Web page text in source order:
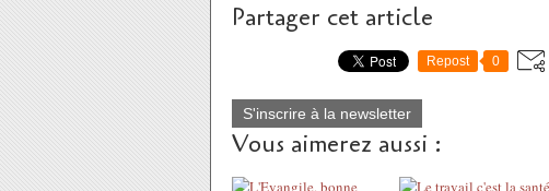
Partager cet article
Repost 0
S'inscrire à la newsletter
Vous aimerez aussi :